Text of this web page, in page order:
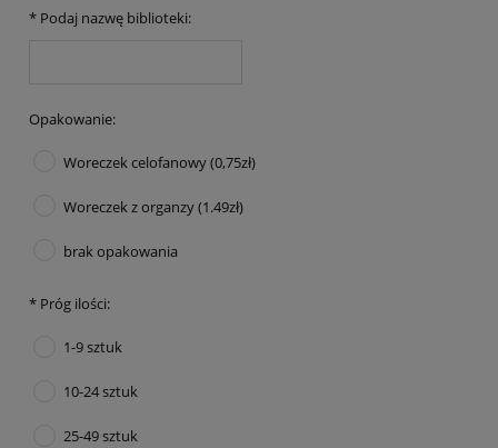
* Podaj nazwę biblioteki:
Opakowanie:
Woreczek celofanowy (0,75zł)
Woreczek z organzy (1.49zł)
brak opakowania
* Próg ilości:
1-9 sztuk
10-24 sztuk
25-49 sztuk